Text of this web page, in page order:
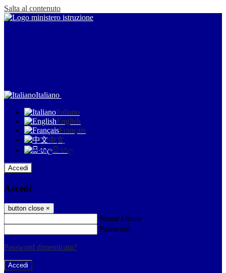
Salta al contenuto
Italiano
Italiano
English
Français
中文
සිංහල
Accedi
Accedi
button close ×
Nome Utente
Password
Password dimenticata?